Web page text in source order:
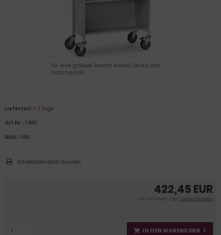
Für eine größere Ansicht klicken Sie auf das
Vorschaubild
422,45 EUR
inkl. 19 % MwSt. zzgl.Versandkosten
IN DEN WARENKORB
Lieferzeit: 1-2 Tage
Art.Nr.: F4891
HAN: F4891
Artikeldatenblatt drucken